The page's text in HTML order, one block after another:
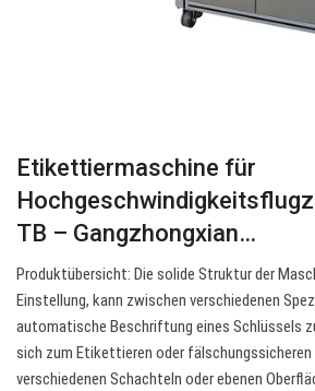
Etikettiermaschine für
TB – Gangzhongxian…
Produktübersicht: Die solide Struktur der
Einstellung, kann zwischen verschiedenen
automatische Beschriftung eines Schlüssels
sich zum Etikettieren oder
verschiedenen Schachteln oder ebenen